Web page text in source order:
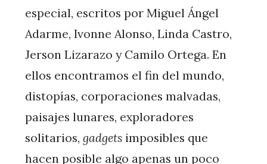
especial, escritos por Miguel Ángel
Adarme, Ivonne Alonso, Linda Castro,
Jerson Lizarazo y Camilo Ortega. En
ellos encontramos el fin del mundo,
distopías, corporaciones malvadas,
paisajes lunares, exploradores
solitarios, gadgets imposibles que
hacen posible algo apenas un poco